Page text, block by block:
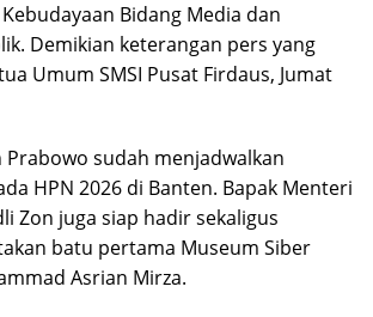
Bidang Media dan
Demikian keterangan pers yang
Umum SMSI Pusat Firdaus, Jumat
Prabowo sudah menjadwalkan
HPN 2026 di Banten. Bapak Menteri
Zon juga siap hadir sekaligus
batu pertama Museum Siber
Asrian Mirza.